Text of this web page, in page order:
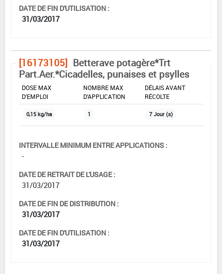
DATE DE FIN D'UTILISATION :
31/03/2017
[16173105] Betterave potagère*Trt
Part.Aer.*Cicadelles, punaises et psylles
DOSE MAX
D'EMPLOI
NOMBRE MAX
D'APPLICATION
DÉLAIS AVANT
RÉCOLTE
0,15 kg/ha 1 7 Jour (s)
INTERVALLE MINIMUM ENTRE APPLICATIONS :
-
DATE DE RETRAIT DE L'USAGE :
31/03/2017
DATE DE FIN DE DISTRIBUTION :
31/03/2017
DATE DE FIN D'UTILISATION :
31/03/2017